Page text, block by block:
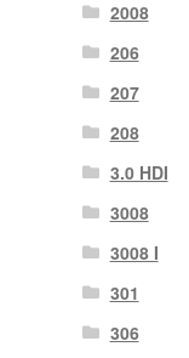
2008
206
207
208
3.0 HDI
3008
3008 Ι
301
306